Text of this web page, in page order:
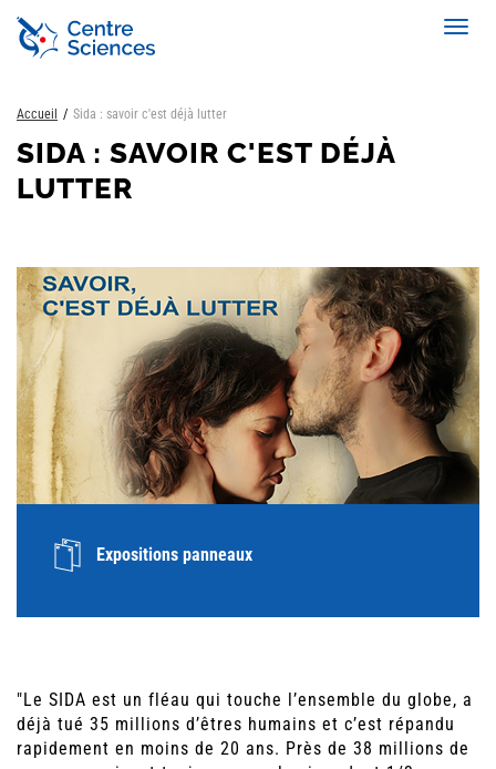
Aller
contenu
Accueil Sida : savoir c'est déjà lutter
SIDA : SAVOIR C'EST DÉJÀ
LUTTER
Expositions panneaux
"Le SIDA est un fléau qui touche l’ensemble du globe, a
déjà tué 35 millions d’êtres humains et c’est répandu
rapidement en moins de 20 ans. Près de 38 millions de